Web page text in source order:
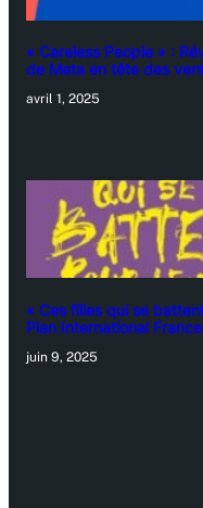
« Careless People » :
de Meta en tête des
avril 1, 2025
« Ces filles qui se
Plan International
juin 9, 2025